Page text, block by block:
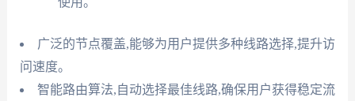
广泛的节点覆盖,能够为用户提供多种线路选择,提升访
问速度。
智能路由算法,自动选择最佳线路,确保用户获得稳定流